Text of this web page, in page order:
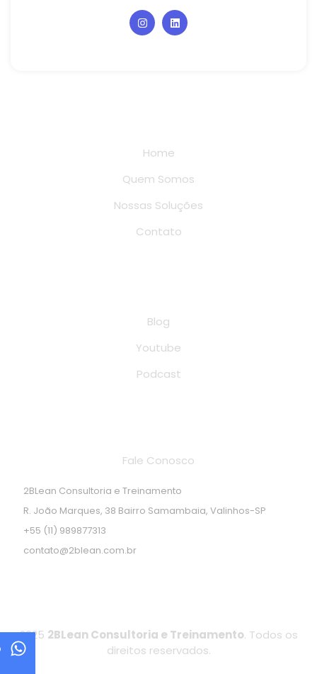
Home
Quem Somos
Nossas Soluções
Contato
Blog
Youtube
Podcast
Fale Conosco
2BLean Consultoria e Treinamento
R. João Marques, 38 Bairro Samambaia, Valinhos-SP
+55 (11) 989877313
contato@2blean.com.br
2025 2BLean Consultoria e Treinamento. Todos os
direitos reservados.